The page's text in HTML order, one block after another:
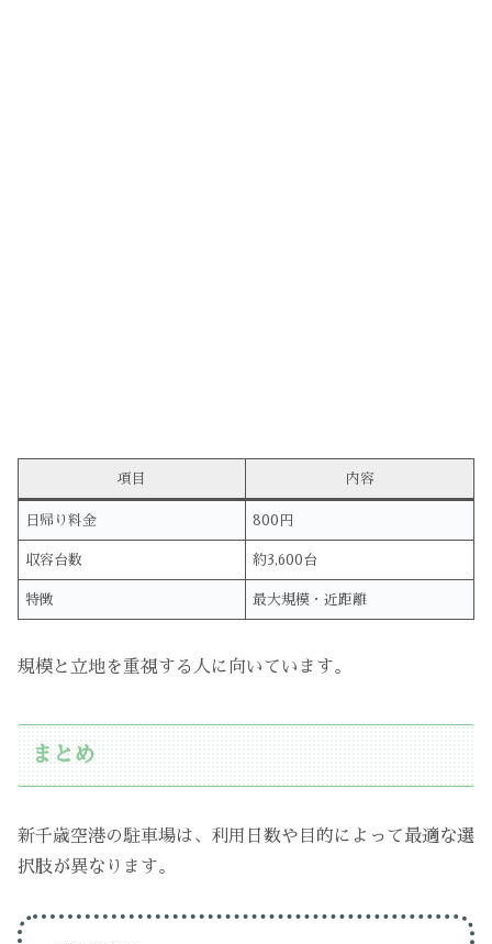
項目 内容
日帰り料金 800円
収容台数 約3,600台
特徴 最大規模・近距離
規模と立地を重視する人に向いています。
まとめ
新千歳空港の駐車場は、利用日数や目的によって最適な選
択肢が異なります。